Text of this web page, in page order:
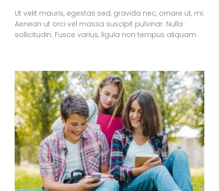
Ut velit mauris, egestas sed, gravida nec, ornare ut, mi.
Aenean ut orci vel massa suscipit pulvinar. Nulla
sollicitudin. Fusce varius, ligula non tempus aliquam.